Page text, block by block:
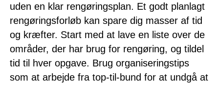
uden en klar rengøringsplan. Et godt planlagt
rengøringsforløb kan spare dig masser af tid
og kræfter. Start med at lave en liste over de
områder, der har brug for rengøring, og tildel
tid til hver opgave. Brug organiseringstips
som at arbejde fra top-til-bund for at undgå at